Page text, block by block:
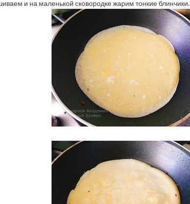
и на маленькой сковородке жарим тонкие блинчики.